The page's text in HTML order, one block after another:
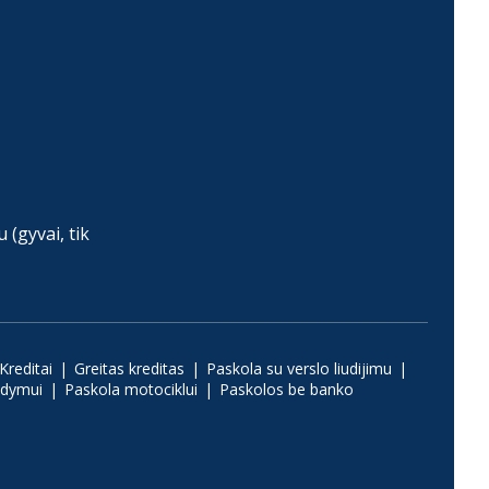
(gyvai, tik
Kreditai Greitas kreditas
Paskola su verslo liudijimu
Paskola motociklui Paskolos be banko